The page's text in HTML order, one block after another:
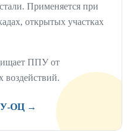
Применяется при
открытых участках
ППУ от
воздействий.
ОЦ →